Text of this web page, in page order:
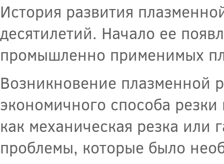
История развития
десятилетий. Начало ее
промышленно применимых
Возникновение плазменной
экономичного способа
как механическая резка или
проблемы, которые было